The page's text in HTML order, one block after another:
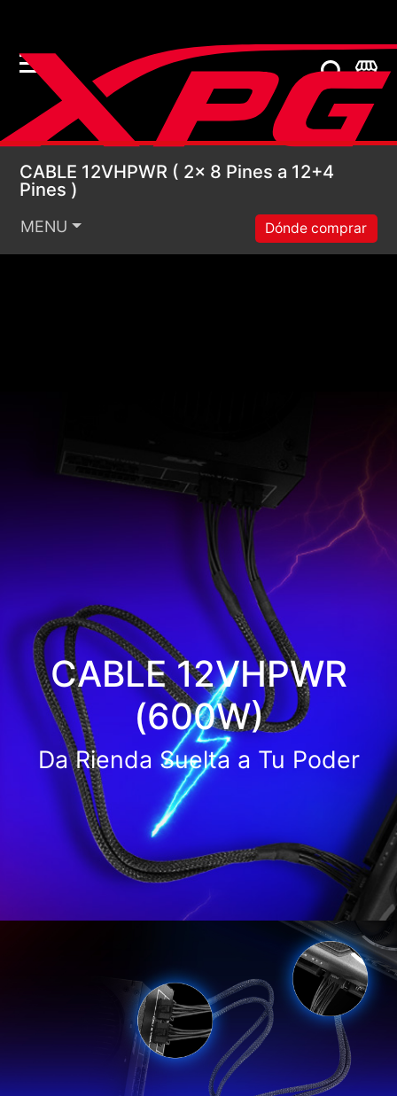
CABLE 12VHPWR (
CABLE 12VHPWR ( 2x 8 Pines a 12+4
Pines )
MENU Dónde comprar
CABLE 12VHPWR
(600W)
Da Rienda Suelta a Tu Poder